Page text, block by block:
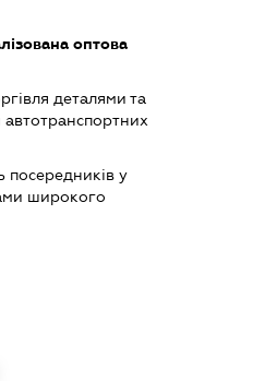
оптова
деталями та
посередників у
широкого